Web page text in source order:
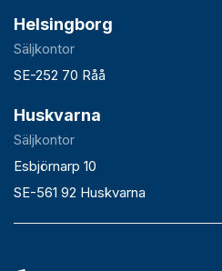
Helsingborg
Säljkontor
SE-252 70 Råå
Huskvarna
Säljkontor
Esbjörnarp 10
SE-561 92 Huskvarna